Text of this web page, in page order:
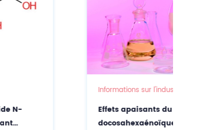
Effets apaisants du DHA actif (acide
docosahexaénoïque) dans les soins